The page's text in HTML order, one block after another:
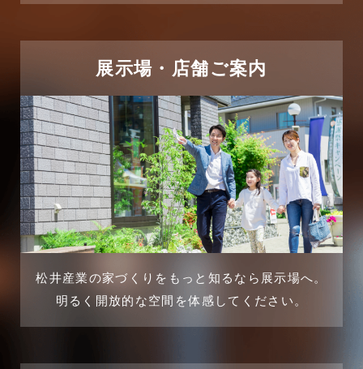
三郷中央駅店-ブログ
三郷市
三郷駅前店-ブログ
不動産の基礎知識に関するよくある質問
介護施設経営活用事例
企業誘致事例
住宅に関するよくある質問
2025年3月
2025年2月
2025年1月
2024年12月
2024年11月
2024年9月
展示場・店舗ご案内
松井産業の家づくりをもっと知るなら展示場へ。
明るく開放的な空間を体感してください。